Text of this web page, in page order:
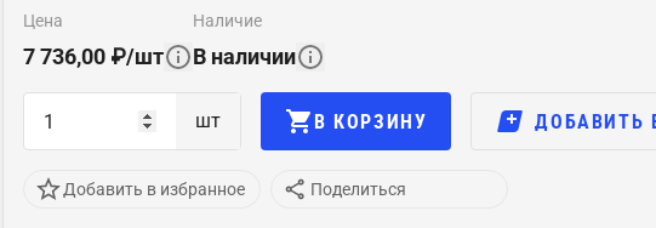
цена
7 736,00 ₽/шт
наличие
В наличии
шт В КОРЗИНУ ДОБАВИТЬ
Добавить в избранное Поделиться